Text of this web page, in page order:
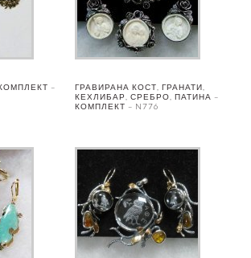
–
ГРАВИРАНА КОСТ, ГРАНАТИ,
КЕХЛИБАР, СРЕБРО, ПАТИНА –
КОМПЛЕКТ – N776